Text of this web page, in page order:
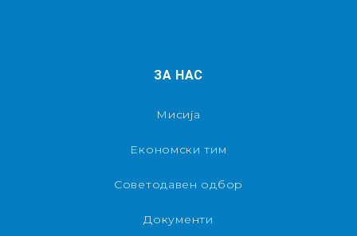
ЗА НАС
Мисија
Економски тим
Советодавен одбор
Документи